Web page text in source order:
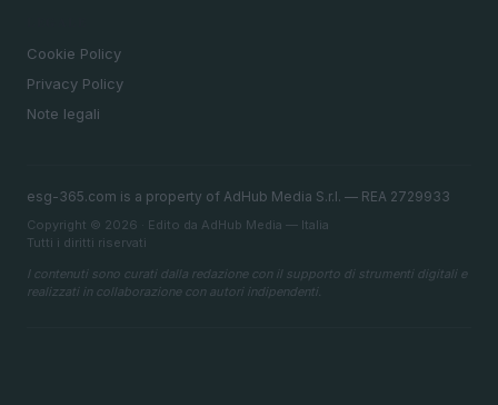
Cookie Policy
Privacy Policy
Note legali
esg-365.com is a property of AdHub Media S.r.l. — REA 2729933
Copyright © 2026 · Edito da AdHub Media — Italia
Tutti i diritti riservati
I contenuti sono curati dalla redazione con il supporto di strumenti digitali e
realizzati in collaborazione con autori indipendenti.